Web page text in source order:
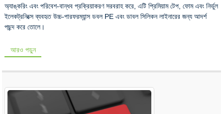
অ্যাঙ্করিং এবং পরিবেশ-বান্ধব প্রক্রিয়াকরণ সরবরাহ করে, এটি প্রিমিয়াম টেপ, ফোম এবং নির্ভুল
ইলেকট্রনিক্সে ব্যবহৃত উচ্চ-পারফরম্যান্স ডবল PE এবং ডাবল সিলিকন লাইনারের জন্য আদর্শ
পছন্দ করে তোলে।
আরও পড়ুন